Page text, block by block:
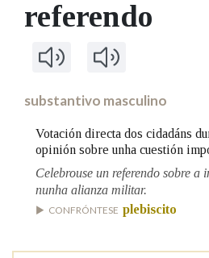
Facebook
TwitterYoutubeInstagram
Bluesky
BUSCAR NOS LEMAS
Comeza por
Contén
BUSCAR NO CONTIDO
referendo
substantivo masculino
Votación directa dos cidadáns
opinión sobre unha cuestión
Celebrouse un referendo sobre a
nunha alianza militar.
CONFRÓNTESE plebiscito